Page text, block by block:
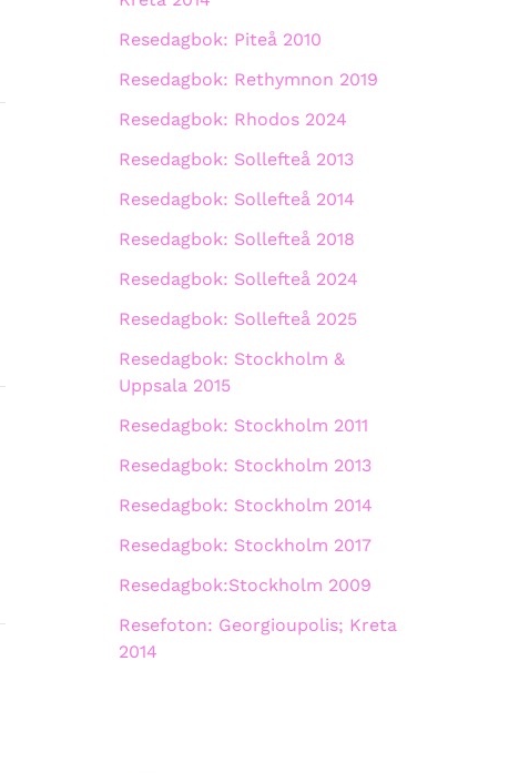
Resedagbok: Piteå 2010
Resedagbok: Rethymnon 2019
Resedagbok: Rhodos 2024
Resedagbok: Sollefteå 2013
Resedagbok: Sollefteå 2014
Resedagbok: Sollefteå 2018
Resedagbok: Sollefteå 2024
Resedagbok: Sollefteå 2025
Resedagbok: Stockholm &
Uppsala 2015
Resedagbok: Stockholm 2011
Resedagbok: Stockholm 2013
Resedagbok: Stockholm 2014
Resedagbok: Stockholm 2017
Resedagbok:Stockholm 2009
Resefoton: Georgioupolis; Kreta
2014